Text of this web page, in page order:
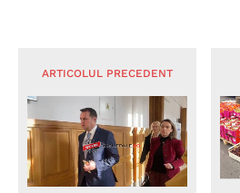
ARTICOLUL PRECEDENT